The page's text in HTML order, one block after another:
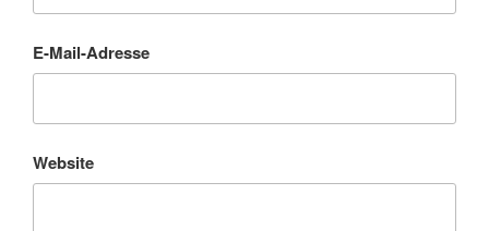
E-Mail-Adresse
Website